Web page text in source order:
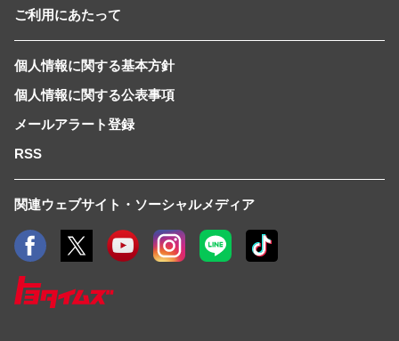
ご利用にあたって
個人情報に関する基本方針
個人情報に関する公表事項
メールアラート登録
RSS
関連ウェブサイト・ソーシャルメディア